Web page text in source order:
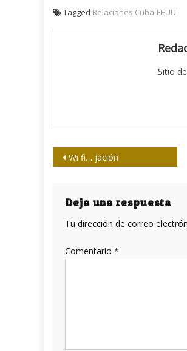
Tagged Relaciones Cuba-EEUU
Sitio
Navegación
entradas
Wi fi… jación
Deja una respuesta
Tu dirección de correo
Comentario *